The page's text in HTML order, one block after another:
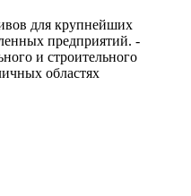
для крупнейших
предприятий. -
и строительного
областях